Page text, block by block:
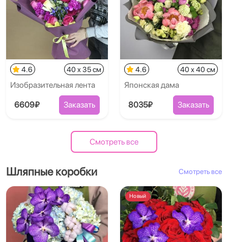
4.6 40 x 35 см
Изобразительная лента
6609₽ Заказать
4.6 40 x 40 см
Японская дама
8035₽ Заказать
Смотреть все
Шляпные коробки Смотреть все
Новый